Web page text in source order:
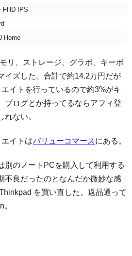
FHD IPS
Home
リ、ストレージ、グラボ、キーボ
イズした。合計で約14.2万円だが
イトを行っているので約3%がキ
ブログとか持ってるならアフィ登
ない。
イトはバリューコマースにある。
別のノートPCを購入して利用する
不良だったのとなんだか微妙な感
を買い直した。返品通って